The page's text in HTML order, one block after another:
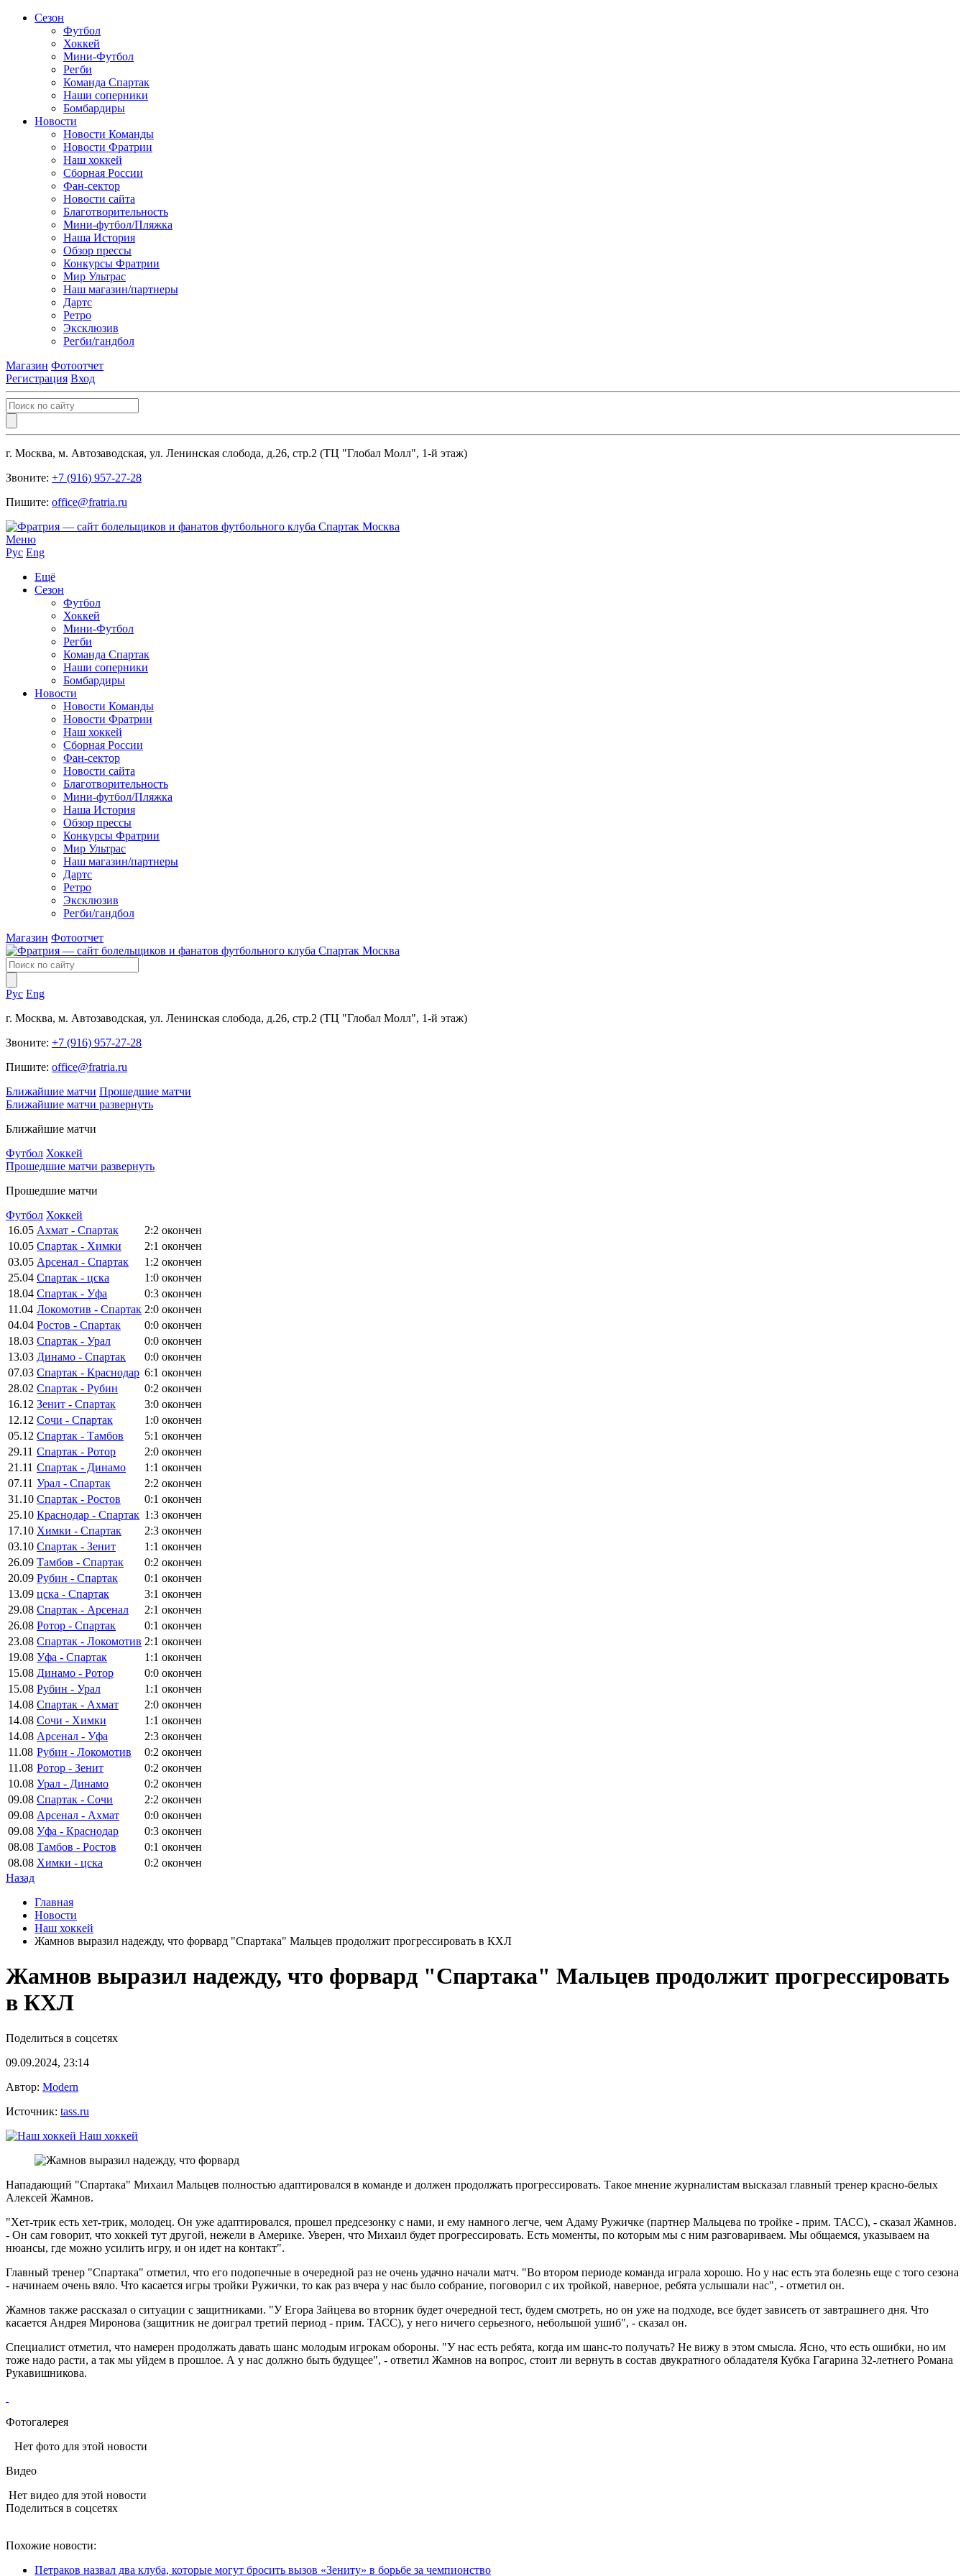
Сезон
Футбол
Хоккей
Мини-Футбол
Регби
Команда Спартак
Наши соперники
Бомбардиры
Новости
Новости Команды
Новости Фратрии
Наш хоккей
Сборная России
Фан-cектор
Новости сайта
Благотворительность
Мини-футбол/Пляжка
Наша История
Обзор прессы
Конкурсы Фратрии
Мир Ультрас
Наш магазин/партнеры
Дартс
Ретро
Эксклюзив
Регби/гандбол
Магазин Фотоотчет
Регистрация Вход
г. Москва, м. Автозаводская, ул. Ленинская слобода, д.26, стр.2 (ТЦ "Глобал Молл", 1-й этаж)
Звоните: +7 (916) 957-27-28
Пишите: office@fratria.ru
Меню
Рус Eng
Ещё
Сезон
Футбол
Хоккей
Мини-Футбол
Регби
Команда Спартак
Наши соперники
Бомбардиры
Новости
Новости Команды
Новости Фратрии
Наш хоккей
Сборная России
Фан-cектор
Новости сайта
Благотворительность
Мини-футбол/Пляжка
Наша История
Обзор прессы
Конкурсы Фратрии
Мир Ультрас
Наш магазин/партнеры
Дартс
Ретро
Эксклюзив
Регби/гандбол
Магазин Фотоотчет
Рус Eng
г. Москва, м. Автозаводская, ул. Ленинская слобода, д.26, стр.2 (ТЦ "Глобал Молл", 1-й этаж)
Звоните: +7 (916) 957-27-28
Пишите: office@fratria.ru
Ближайшие матчи Прошедшие матчи
Ближайшие матчи развернуть
Ближайшие матчи
Футбол Хоккей
Прошедшие матчи развернуть
Прошедшие матчи
Футбол Хоккей
16.05 Ахмат - Спартак 2:2 окончен
10.05 Спартак - Химки 2:1 окончен
03.05 Арсенал - Спартак 1:2 окончен
25.04 Спартак - цска 1:0 окончен
18.04 Спартак - Уфа 0:3 окончен
11.04 Локомотив - Спартак 2:0 окончен
04.04 Ростов - Спартак 0:0 окончен
18.03 Спартак - Урал 0:0 окончен
13.03 Динамо - Спартак 0:0 окончен
07.03 Спартак - Краснодар 6:1 окончен
28.02 Спартак - Рубин 0:2 окончен
16.12 Зенит - Спартак 3:0 окончен
12.12 Сочи - Спартак 1:0 окончен
05.12 Спартак - Тамбов 5:1 окончен
29.11 Спартак - Ротор 2:0 окончен
21.11 Спартак - Динамо 1:1 окончен
07.11 Урал - Спартак 2:2 окончен
31.10 Спартак - Ростов 0:1 окончен
25.10 Краснодар - Спартак 1:3 окончен
17.10 Химки - Спартак 2:3 окончен
03.10 Спартак - Зенит 1:1 окончен
26.09 Тамбов - Спартак 0:2 окончен
20.09 Рубин - Спартак 0:1 окончен
13.09 цска - Спартак 3:1 окончен
29.08 Спартак - Арсенал 2:1 окончен
26.08 Ротор - Спартак 0:1 окончен
23.08 Спартак - Локомотив 2:1 окончен
19.08 Уфа - Спартак 1:1 окончен
15.08 Динамо - Ротор 0:0 окончен
15.08 Рубин - Урал 1:1 окончен
14.08 Спартак - Ахмат 2:0 окончен
14.08 Сочи - Химки 1:1 окончен
14.08 Арсенал - Уфа 2:3 окончен
11.08 Рубин - Локомотив 0:2 окончен
11.08 Ротор - Зенит 0:2 окончен
10.08 Урал - Динамо 0:2 окончен
09.08 Спартак - Сочи 2:2 окончен
09.08 Арсенал - Ахмат 0:0 окончен
09.08 Уфа - Краснодар 0:3 окончен
08.08 Тамбов - Ростов 0:1 окончен
08.08 Химки - цска 0:2 окончен
Назад
Главная
Новости
Наш хоккей
Жамнов выразил надежду, что форвард "Спартака" Мальцев продолжит прогрессировать в КХЛ
Жамнов выразил надежду, что форвард "Спартака" Мальцев продолжит прогрессировать
в КХЛ
Поделиться в соцсетях
09.09.2024, 23:14
Автор: Modern
Источник: tass.ru
Наш хоккей
Нападающий "Спартака" Михаил Мальцев полностью адаптировался в команде и должен продолжать прогрессировать. Такое мнение журналистам высказал главный тренер красно-белых
Алексей Жамнов.
"Хет-трик есть хет-трик, молодец. Он уже адаптировался, прошел предсезонку с нами, и ему намного легче, чем Адаму Ружичке (партнер Мальцева по тройке - прим. ТАСС), - сказал Жамнов.
- Он сам говорит, что хоккей тут другой, нежели в Америке. Уверен, что Михаил будет прогрессировать. Есть моменты, по которым мы с ним разговариваем. Мы общаемся, указываем на
нюансы, где можно усилить игру, и он идет на контакт".
Главный тренер "Спартака" отметил, что его подопечные в очередной раз не очень удачно начали матч. "Во втором периоде команда играла хорошо. Но у нас есть эта болезнь еще с того сезона
- начинаем очень вяло. Что касается игры тройки Ружички, то как раз вчера у нас было собрание, поговорил с их тройкой, наверное, ребята услышали нас", - отметил он.
Жамнов также рассказал о ситуации с защитниками. "У Егора Зайцева во вторник будет очередной тест, будем смотреть, но он уже на подходе, все будет зависеть от завтрашнего дня. Что
касается Андрея Миронова (защитник не доиграл третий период - прим. ТАСС), у него ничего серьезного, небольшой ушиб", - сказал он.
Специалист отметил, что намерен продолжать давать шанс молодым игрокам обороны. "У нас есть ребята, когда им шанс-то получать? Не вижу в этом смысла. Ясно, что есть ошибки, но им
тоже надо расти, а так мы уйдем в прошлое. А у нас должно быть будущее", - ответил Жамнов на вопрос, стоит ли вернуть в состав двукратного обладателя Кубка Гагарина 32-летнего Романа
Рукавишникова.
Фотогалерея
Нет фото для этой новости
Видео
Нет видео для этой новости
Поделиться в соцсетях
Похожие новости:
Петраков назвал два клуба, которые могут бросить вызов «Зениту» в борьбе за чемпионство